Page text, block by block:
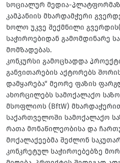
სოციალურ მედია-
კამპანიის მხარდამჭერი
ხოლო უკვე შექმნილი
საჭიროებიდან გამომდინარე
მომზადებას.
კონკურსი გამოცხადდა
განვითარების აქტორებს
დამყარება“ მეორე ფაზის
ახორცილებს სამოქალაქო
მსოფლიოს (BftW)
საქართველოში სამოქალაქო
რათა მონაწილეობისა და
მოქალაქეებმა შეძლონ
კონკრეტულ საჭიროებებზე